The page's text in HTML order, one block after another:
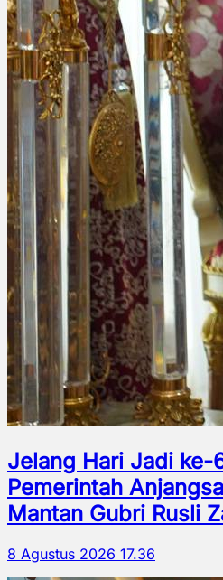
Jelang Hari Jadi ke-
Pemerintah
Mantan Gubri Rusli
8 Agustus 2026 17.36